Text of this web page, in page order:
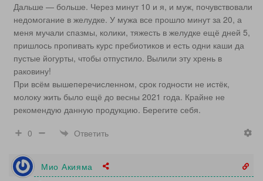
Дальше — больше. Через минут 10 и я, и муж, почувствовали
недомогание в желудке. У мужа все прошло минут за 20, а
меня мучали спазмы, колики, тяжесть в желудке ещё дней 5,
пришлось пропивать курс пребиотиков и есть одни каши да
пустые йогурты, чтобы отпустило. Вылили эту хрень в
раковину!
При всём вышеперечисленном, срок годности не истёк,
молоку жить было ещё до весны 2021 года. Крайне не
рекомендую данную продукцию. Берегите себя.
0
Ответить
Мио Акияма